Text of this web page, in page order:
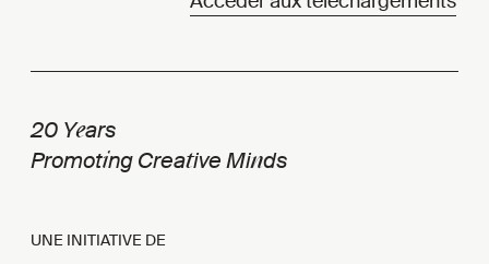
20 Years
Promoting Creative Minds
UNE INITIATIVE DE